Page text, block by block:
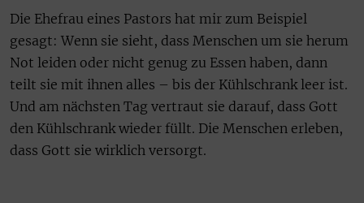
Die Ehefrau eines Pastors hat mir zum Beispiel
gesagt: Wenn sie sieht, dass Menschen um sie herum
Not leiden oder nicht genug zu Essen haben, dann
teilt sie mit ihnen alles – bis der Kühlschrank leer ist.
Und am nächsten Tag vertraut sie darauf, dass Gott
den Kühlschrank wieder füllt. Die Menschen erleben,
dass Gott sie wirklich versorgt.